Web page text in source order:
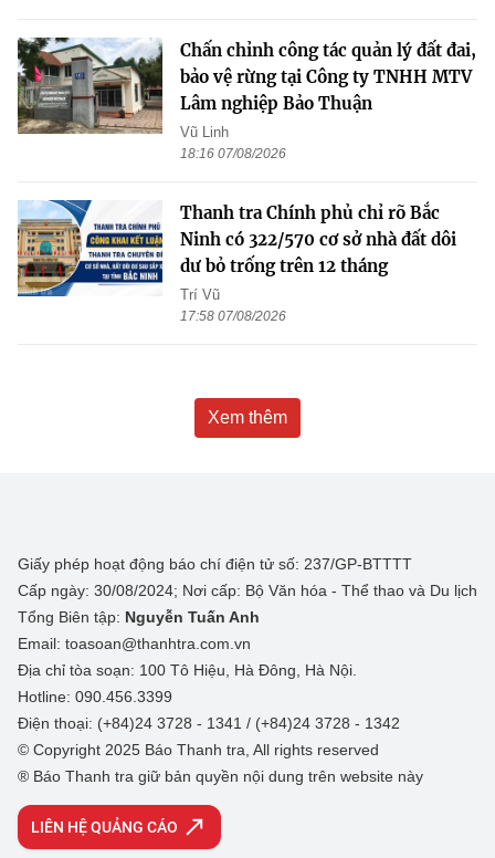
Chấn chỉnh công tác quản lý đất đai,
bảo vệ rừng tại Công ty TNHH MTV
Lâm nghiệp Bảo Thuận
Vũ Linh
18:16 07/08/2026
Thanh tra Chính phủ chỉ rõ Bắc
Ninh có 322/570 cơ sở nhà đất dôi
dư bỏ trống trên 12 tháng
Trí Vũ
17:58 07/08/2026
Xem thêm
Giấy phép hoạt động báo chí điện tử số: 237/GP-BTTTT
Cấp ngày: 30/08/2024; Nơi cấp: Bộ Văn hóa - Thể thao và Du lịch
Tổng Biên tập: Nguyễn Tuấn Anh
Email: toasoan@thanhtra.com.vn
Địa chỉ tòa soạn: 100 Tô Hiệu, Hà Đông, Hà Nội.
Hotline: 090.456.3399
Điện thoại: (+84)24 3728 - 1341 / (+84)24 3728 - 1342
© Copyright 2025 Báo Thanh tra, All rights reserved
® Báo Thanh tra giữ bản quyền nội dung trên website này
LIÊN HỆ QUẢNG CÁO